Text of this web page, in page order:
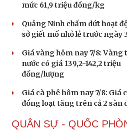
mức 61,9 triệu đồng/kg
Quảng Ninh chấm dứt hoạt
sở giết mổ nhỏ lẻ trước ngày
Giá vàng hôm nay 7/8: Vàng
nước có giá 139,2-142,2 triệu
đồng/lượng
Giá cà phê hôm nay 7/8: Giá
đồng loạt tăng trên cả 2 sàn
QUÂN SỰ - QUỐC